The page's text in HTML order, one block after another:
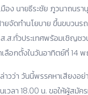
อง นายธีระชัย ภูวนาถนรา
จัดทำนโยบาย ขึ้นขบวนร
.ส.ทั่วประเทศพร้อมเชิญช
เลือกตั้งในวันอาทิตย์ที่ 14
วว่า วันนี้พรรคหาเสียงอย่
เวลา 18.00 น. ขอให้ผู้สมัค